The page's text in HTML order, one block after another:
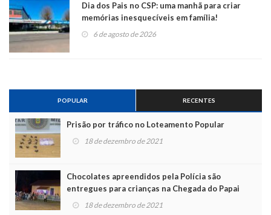
Dia dos Pais no CSP: uma manhã para criar
memórias inesquecíveis em família!
6 de agosto de 2026
POPULAR RECENTES
Prisão por tráfico no Loteamento Popular
18 de dezembro de 2021
Chocolates apreendidos pela Polícia são
entregues para crianças na Chegada do Papai
Noel 18 de dezembro de 2021